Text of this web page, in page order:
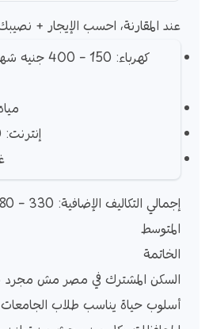
عند المقارنة، احسب الإيجار + نصيبك
كهرباء: 150
مياه: 50 –
إنترنت: 100 – 200 جنيه
المتوسط
الخاتمة
السكن المشترك في مصر مش مجرد
أسلوب حياة يناسب طلاب الجامعات